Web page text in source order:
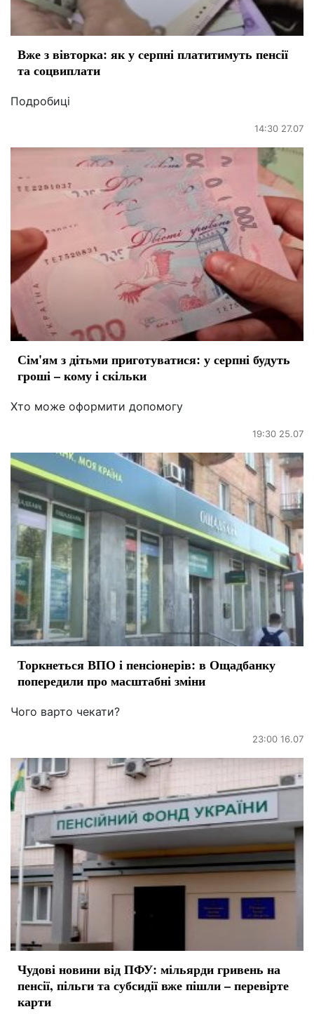
Вже з вівторка: як у серпні платитимуть пенсії
та соцвиплати
Подробиці
14:30 27.07
Сім'ям з дітьми приготуватися: у серпні будуть
гроші – кому і скільки
Хто може оформити допомогу
19:30 25.07
Торкнеться ВПО і пенсіонерів: в Ощадбанку
попередили про масштабні зміни
Чого варто чекати?
23:00 16.07
Чудові новини від ПФУ: мільярди гривень на
пенсії, пільги та субсидії вже пішли – перевірте
карти